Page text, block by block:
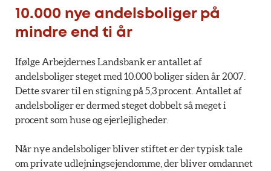
10.000 nye andelsboliger på
mindre end ti år
Ifølge Arbejdernes Landsbank er antallet af
andelsboliger steget med 10.000 boliger siden år 2007.
Dette svarer til en stigning på 5,3 procent. Antallet af
andelsboliger er dermed steget dobbelt så meget i
procent som huse og ejerlejligheder.
Når nye andelsboliger bliver stiftet er der typisk tale
om private udlejningsejendomme, der bliver omdannet